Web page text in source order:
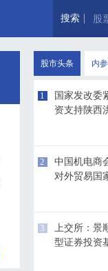
搜索 股
股市头条 内
1
国家发改委
资支持陕西
2
中国机电商
对外贸易国
3
上交所：
型证券投资